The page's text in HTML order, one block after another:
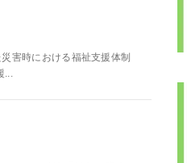
害時における福祉支援体制